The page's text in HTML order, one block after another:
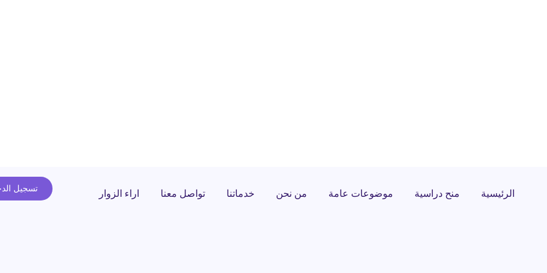
تسجيل الرئيسية منح دراسية موضوعات عامة من نحن خدماتنا تواصل معنا اراء الزوار